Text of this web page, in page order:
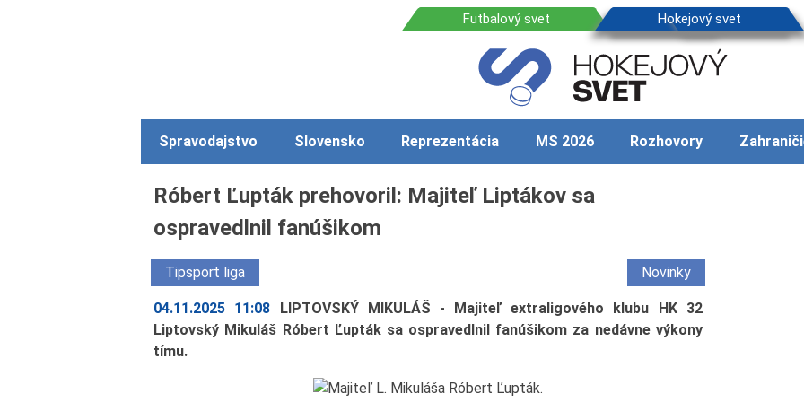
Spravodajstvo Slovensko Reprezentácia MS 2026 Rozhovory
Róbert Ľupták prehovoril: Majiteľ Liptákov sa
ospravedlnil fanúšikom
Tipsport liga Novinky
04.11.2025 11:08
LIPTOVSKÝ MIKULÁŠ - Majiteľ extraligového klubu HK 32
Liptovský Mikuláš Róbert Ľupták sa ospravedlnil fanúšikom za nedávne výkony
tímu.